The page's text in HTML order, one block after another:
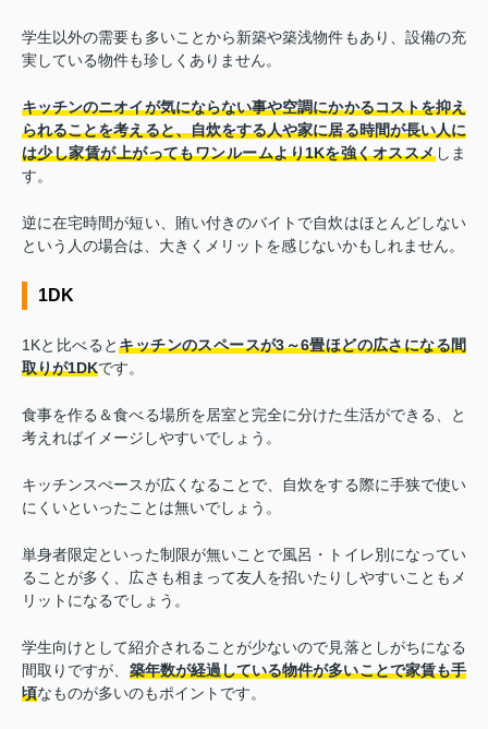
学生以外の需要も多いことから新築や築浅物件もあり、設備の充
実している物件も珍しくありません。
キッチンのニオイが気にならない事や空調にかかるコストを抑え
られることを考えると、自炊をする人や家に居る時間が長い人に
は少し家賃が上がってもワンルームより1Kを強くオススメしま
す。
逆に在宅時間が短い、賄い付きのバイトで自炊はほとんどしない
という人の場合は、大きくメリットを感じないかもしれません。
1DK
1Kと比べるとキッチンのスペースが3～6畳ほどの広さになる間
取りが1DKです。
食事を作る＆食べる場所を居室と完全に分けた生活ができる、と
考えればイメージしやすいでしょう。
キッチンスぺースが広くなることで、自炊をする際に手狭で使い
にくいといったことは無いでしょう。
単身者限定といった制限が無いことで風呂・トイレ別になってい
ることが多く、広さも相まって友人を招いたりしやすいこともメ
リットになるでしょう。
学生向けとして紹介されることが少ないので見落としがちになる
間取りですが、 築年数が経過している物件が多いことで家賃も手
頃なものが多いのもポイントです。